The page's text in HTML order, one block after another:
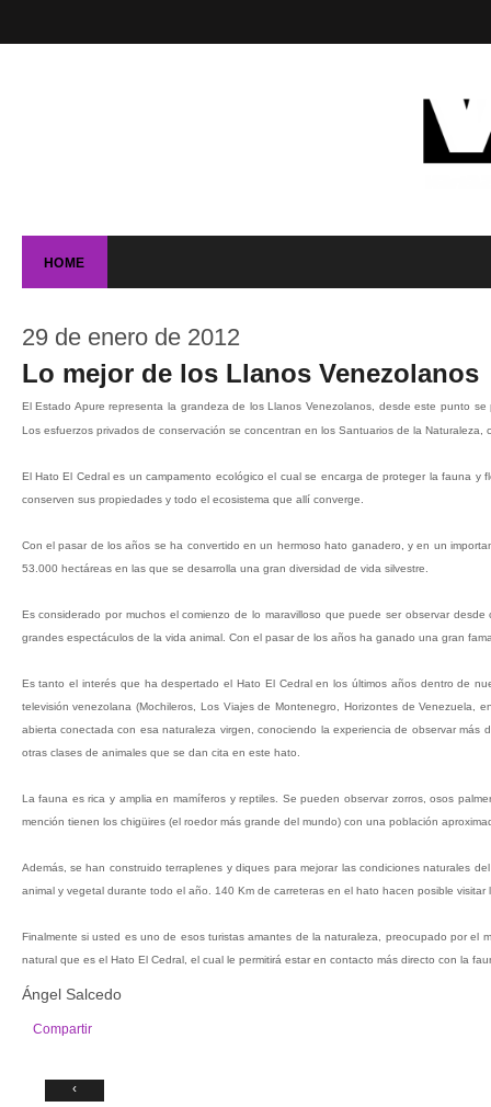
HOME
29 de enero de 2012
Lo mejor de los Llanos Venezolanos
El Estado Apure representa la grandeza de los Llanos Venezolanos, desde este punto
Los esfuerzos privados de conservación se concentran en los Santuarios de la
El Hato El Cedral es un campamento ecológico el cual se encarga de proteger la fauna
conserven sus propiedades y todo el ecosistema que allí converge.
Con el pasar de los años se ha convertido en un hermoso hato ganadero, y en un
53.000 hectáreas en las que se desarrolla una gran diversidad de vida silvestre.
Es considerado por muchos el comienzo de lo maravilloso que puede ser observar
grandes espectáculos de la vida animal. Con el pasar de los años ha ganado una gran
Es tanto el interés que ha despertado el Hato El Cedral en los últimos años dentro de
televisión venezolana (Mochileros, Los Viajes de Montenegro, Horizontes de
abierta conectada con esa naturaleza virgen, conociendo la experiencia de observar
otras clases de animales que se dan cita en este hato.
La fauna es rica y amplia en mamíferos y reptiles. Se pueden observar zorros, osos
mención tienen los chigüires (el roedor más grande del mundo) con una población
Además, se han construido terraplenes y diques para mejorar las condiciones naturales
animal y vegetal durante todo el año. 140 Km de carreteras en el hato hacen posible
Finalmente si usted es uno de esos turistas amantes de la naturaleza, preocupado por el
natural que es el Hato El Cedral, el cual le permitirá estar en contacto más directo con la
Ángel Salcedo
Compartir
‹